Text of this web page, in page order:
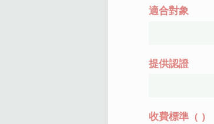
適合對象
提供認證
收費標準 ( )